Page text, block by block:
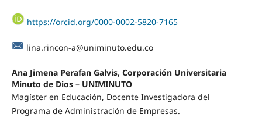
https://orcid.org/0000-0002-5820-7165
lina.rincon-a@uniminuto.edu.co
Ana Jimena Perafan Galvis, Corporación Universitaria
Minuto de Dios – UNIMINUTO
Magíster en Educación, Docente Investigadora del
Programa de Administración de Empresas.